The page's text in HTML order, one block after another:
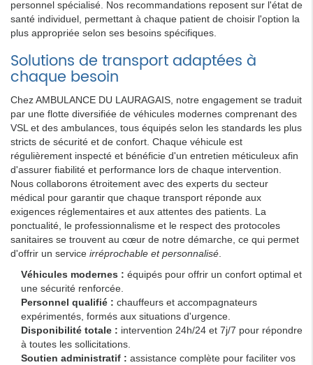
personnel spécialisé. Nos recommandations reposent sur l'état de
santé individuel, permettant à chaque patient de choisir l'option la
plus appropriée selon ses besoins spécifiques.
Solutions de transport adaptées à
chaque besoin
Chez AMBULANCE DU LAURAGAIS, notre engagement se traduit
par une flotte diversifiée de véhicules modernes comprenant des
VSL et des ambulances, tous équipés selon les standards les plus
stricts de sécurité et de confort. Chaque véhicule est
régulièrement inspecté et bénéficie d'un entretien méticuleux afin
d'assurer fiabilité et performance lors de chaque intervention.
Nous collaborons étroitement avec des experts du secteur
médical pour garantir que chaque transport réponde aux
exigences réglementaires et aux attentes des patients. La
ponctualité, le professionnalisme et le respect des protocoles
sanitaires se trouvent au cœur de notre démarche, ce qui permet
d'offrir un service irréprochable et personnalisé
Véhicules modernes : équipés pour offrir un confort optimal et
une sécurité renforcée.
Personnel qualifié : chauffeurs et accompagnateurs
expérimentés, formés aux situations d'urgence.
Disponibilité totale : intervention 24h/24 et 7j/7 pour répondre
à toutes les sollicitations.
Soutien administratif : assistance complète pour faciliter vos